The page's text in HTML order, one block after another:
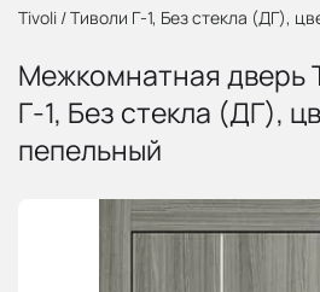
Tivoli / Тиволи Г-1, Без стекла (ДГ),
Межкомнатная дверь
Г-1, Без стекла (ДГ),
пепельный